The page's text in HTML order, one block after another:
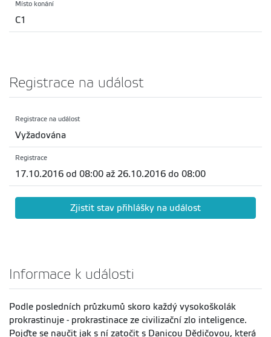
Místo konání
C1
Registrace na událost
Registrace na událost
Vyžadována
Registrace
17.10.2016 od 08:00 až 26.10.2016 do 08:00
Zjistit stav přihlášky na událost
Informace k události
Podle posledních průzkumů skoro každý vysokoškolák
prokrastinuje - prokrastinace ze civilizační zlo inteligence.
Pojďte se naučit jak s ní zatočit s Danicou Dědičovou, která